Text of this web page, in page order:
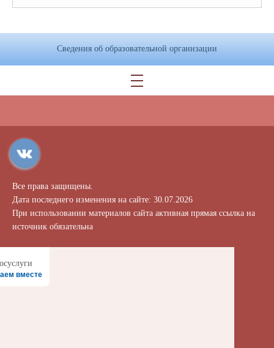
Сведения об образовательной организации
Все права защищены.
Дата последнего изменения на сайте: 30.07.2026
При использовании материалов сайта активная прямая ссылка на
источник обязательна
вместе